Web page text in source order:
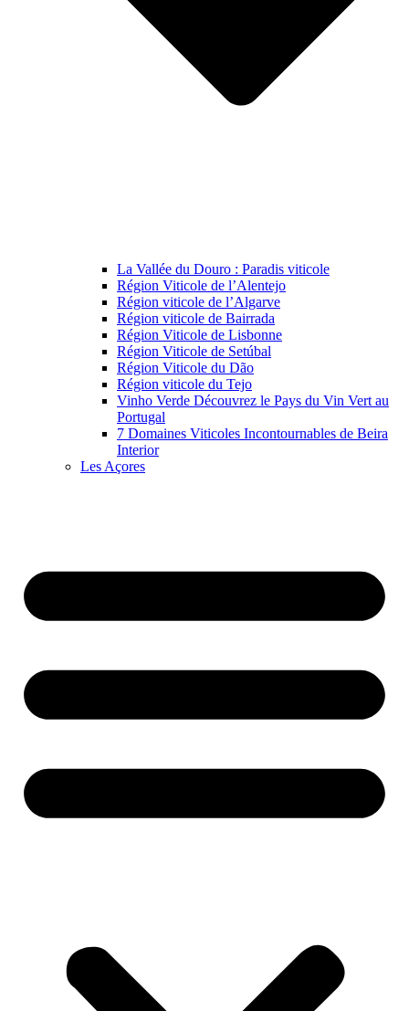
La Vallée du Douro : Paradis viticole
Région Viticole de l’Alentejo
Région viticole de l’Algarve
Région viticole de Bairrada
Région Viticole de Lisbonne
Région Viticole de Setúbal
Région Viticole du Dão
Région viticole du Tejo
Vinho Verde Découvrez le Pays du Vin Vert au
Portugal
7 Domaines Viticoles Incontournables de Beira
Interior
Les Açores